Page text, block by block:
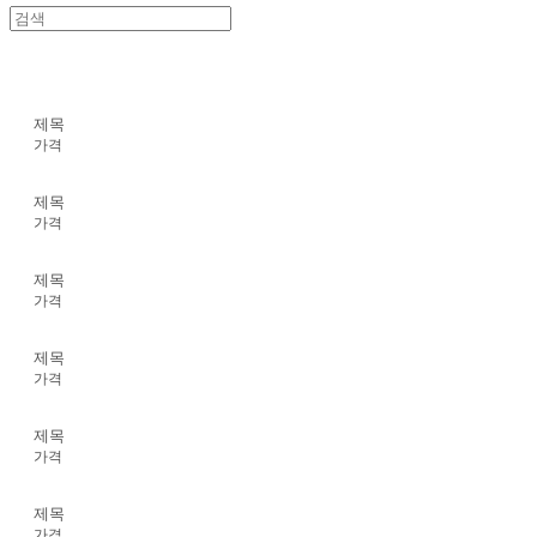
제목
가격
제목
가격
제목
가격
제목
가격
제목
가격
제목